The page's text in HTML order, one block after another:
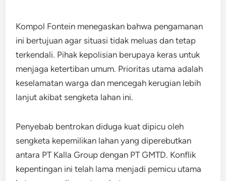
Kompol Fontein menegaskan bahwa pengamanan
ini bertujuan agar situasi tidak meluas dan tetap
terkendali. Pihak kepolisian berupaya keras untuk
menjaga ketertiban umum. Prioritas utama adalah
keselamatan warga dan mencegah kerugian lebih
lanjut akibat sengketa lahan ini.
Penyebab bentrokan diduga kuat dipicu oleh
sengketa kepemilikan lahan yang diperebutkan
antara PT Kalla Group dengan PT GMTD. Konflik
kepentingan ini telah lama menjadi pemicu utama